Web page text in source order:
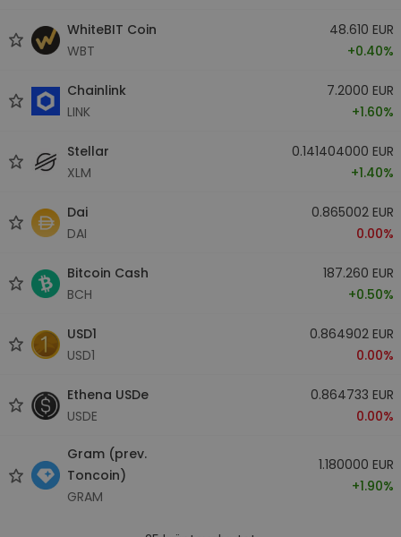
WhiteBIT Coin
WBT
48.610 EUR
+0.40%
Chainlink
LINK
7.2000 EUR
+1.60%
Stellar
XLM
0.141404000 EUR
+1.40%
Dai
DAI
0.865002 EUR
0.00%
Bitcoin Cash
BCH
187.260 EUR
+0.50%
USD1
USD1
0.864902 EUR
0.00%
Ethena USDe
USDE
0.864733 EUR
0.00%
Gram (prev.
Toncoin)
GRAM
1.180000 EUR
+1.90%